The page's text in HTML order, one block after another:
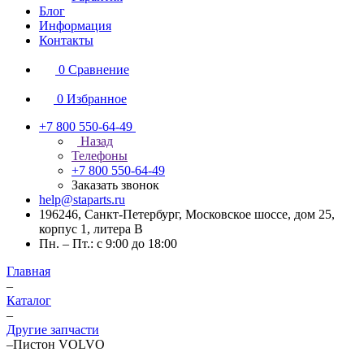
Блог
Информация
Контакты
0 Сравнение
0 Избранное
+7 800 550-64-49
Назад
Телефоны
+7 800 550-64-49
Заказать звонок
help@staparts.ru
196246, Санкт-Петербург, Московское шоссе, дом 25,
корпус 1, литера В
Пн. – Пт.: с 9:00 до 18:00
Главная
–
Каталог
–
Другие запчасти
–Пистон VOLVO